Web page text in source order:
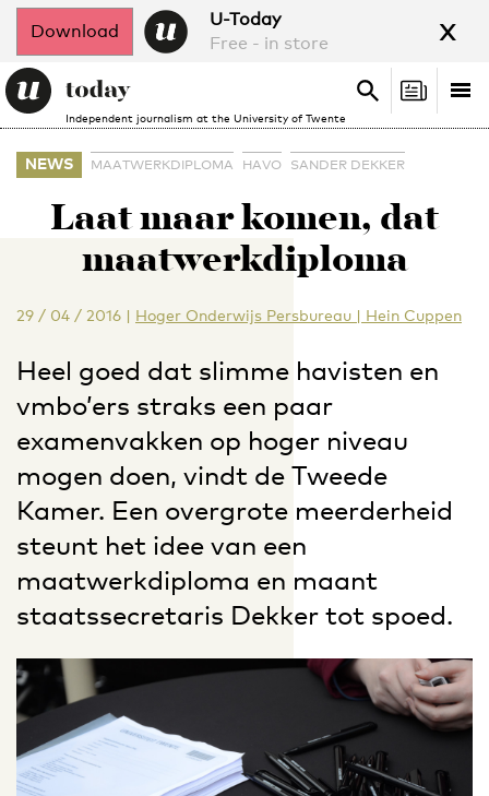
Download
U-Today
Free - in store
x
Independent journalism at the University of Twente
Search
Search
NEWS MAATWERKDIPLOMA HAVO SANDER DEKKER
Laat maar komen, dat
maatwerkdiploma
29 / 04 / 2016 | Hoger Onderwijs Persbureau | Hein Cuppen
Heel goed dat slimme havisten en
vmbo’ers straks een paar
examenvakken op hoger niveau
mogen doen, vindt de Tweede
Kamer. Een overgrote meerderheid
steunt het idee van een
maatwerkdiploma en maant
staatssecretaris Dekker tot spoed.